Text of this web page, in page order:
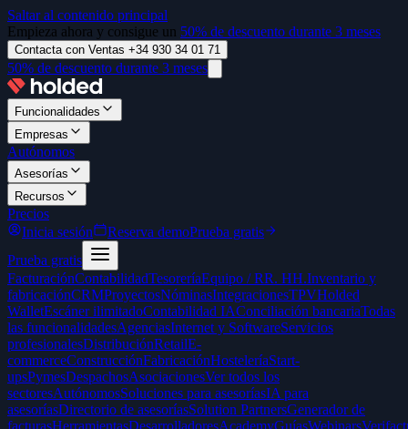
Saltar al contenido principal
Empieza ahora y consigue un 50% de descuento durante 3 meses
Contacta con Ventas +34 930 34 01 71
50% de descuento durante 3 meses
Funcionalidades
Empresas
Autónomos
Asesorías
Recursos
Precios
Inicia sesión
Reserva demoPrueba gratis
Prueba gratis
FacturaciónContabilidadTesoreríaEquipo / RR. HH.Inventario y
fabricaciónCRMProyectosNóminasIntegracionesTPVHolded
WalletEscáner ilimitadoContabilidad IAConciliación bancariaTodas
las funcionalidadesAgenciasInternet y SoftwareServicios
profesionalesDistribuciónRetailE-
commerceConstrucciónFabricaciónHosteleríaStart-
upsPymesDespachosAsociacionesVer todos los
sectoresAutónomosSoluciones para asesoríasIA para
asesoríasDirectorio de asesoríasSolution PartnersGenerador de
facturasHerramientasDesarrolladoresAcademyGuíasWebinars